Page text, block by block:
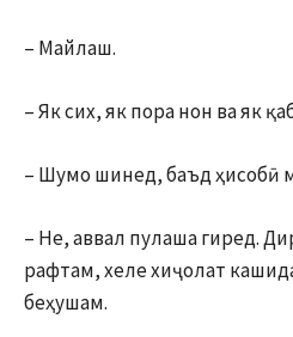
– Майлаш.
– Як сих, як пора нон ва як
– Шумо шинед, баъд ҳисобӣ
– Не, аввал пулаша гиред.
рафтам, хеле хиҷолат
беҳушам.